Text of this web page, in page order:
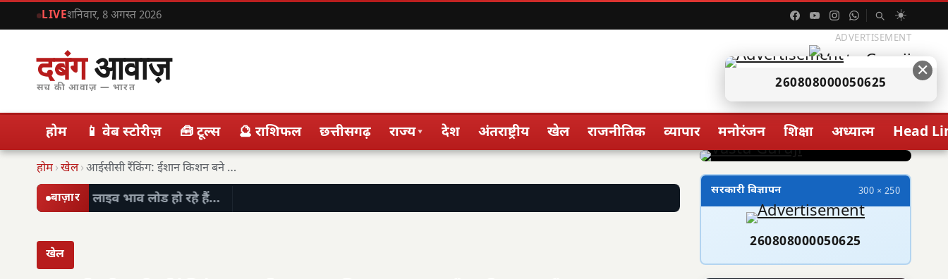
LIVEशनिवार, 8 अगस्त 2026 ☀️
दबंगआवाज़
सच की आवाज़ — भारत
ADVERTISEMENT
होम 📱 वेब स्टोरीज़ 🧰 टूल्स 🔮 राशिफल छत्तीसगढ़ राज्य▾ देश अंतराष्ट्रीय खेल राजनीतिक व्यापार मनोरंजन शिक्षा अध्यात्म Head
होम›खेल› आईसीसी रैंकिंग: ईशान किशन बने टी20 के नए…
बाज़ार लाइव भाव लोड हो रहे हैं…
खेल
सरकारी विज्ञापन 300 × 250
260808000050625
✕
260808000050625